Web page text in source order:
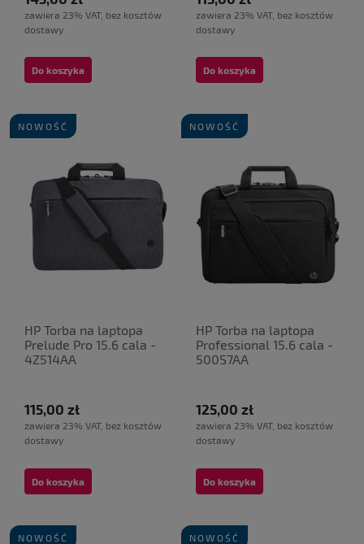
zawiera 23% VAT, bez kosztów
dostawy
Do koszyka
zawiera 23% VAT, bez kosztów
dostawy
Do koszyka
HP Torba na laptopa
Prelude Pro 15.6 cala -
4Z514AA
115,00 zł
zawiera 23% VAT, bez kosztów
dostawy
Do koszyka
NOWOŚĆ
HP Torba na laptopa
Professional 15.6 cala -
500S7AA
125,00 zł
zawiera 23% VAT, bez kosztów
dostawy
Do koszyka
NOWOŚĆ
NOWOŚĆ NOWOŚĆ